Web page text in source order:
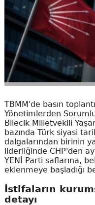
TBMM'de basın
Yönetimlerden Sorumlu
Bilecik Milletvekili
bazında Türk siyasi
dalgalarından birinin
liderliğinde CHP'den
YENİ Parti saflarına,
eklenmeye başladığı
İstifaların
detayı